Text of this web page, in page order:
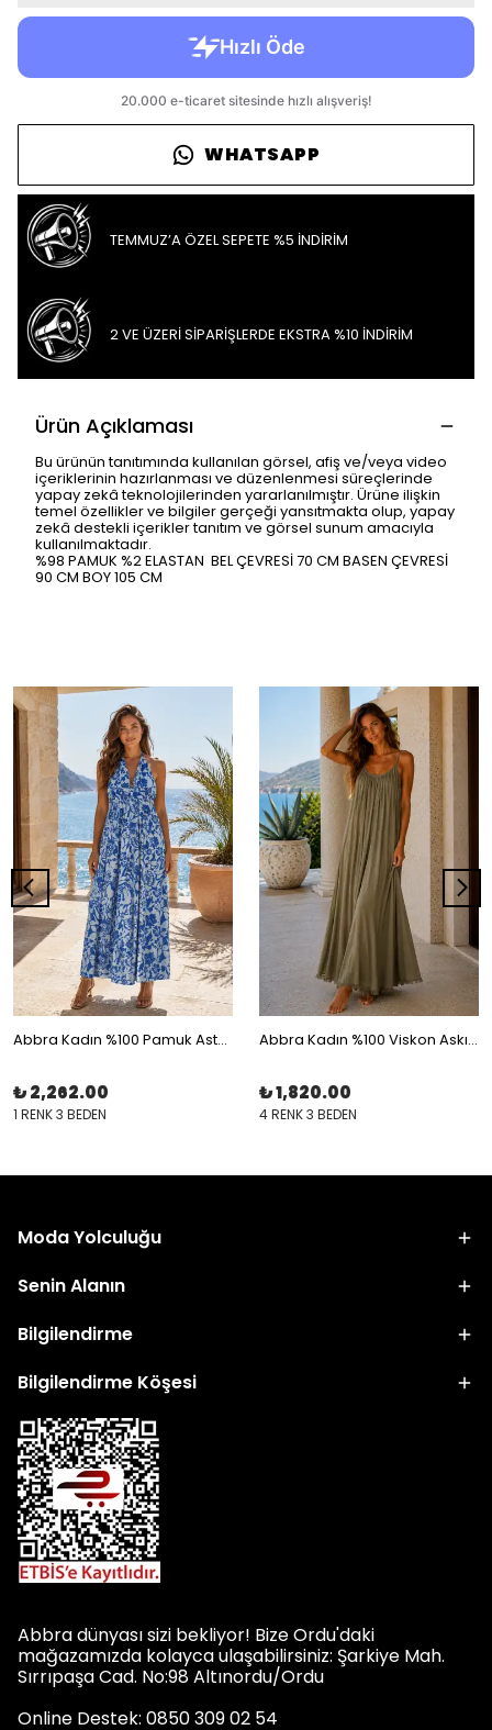
WHATSAPP
TEMMUZ’A ÖZEL SEPETE %5 İNDİRİM
2 VE ÜZERİ SİPARİŞLERDE EKSTRA %10 İNDİRİM
Ürün Açıklaması
Bu ürünün tanıtımında kullanılan görsel, afiş ve/veya video
içeriklerinin hazırlanması ve düzenlenmesi süreçlerinde
yapay zekâ teknolojilerinden yararlanılmıştır. Ürüne ilişkin
temel özellikler ve bilgiler gerçeği yansıtmakta olup, yapay
zekâ destekli içerikler tanıtım ve görsel sunum amacıyla
kullanılmaktadır.
%98 PAMUK %2 ELASTAN BEL ÇEVRESİ 70 CM BASEN ÇEVRESİ
90 CM BOY 105 CM
Abbra Kadın %100 Pamuk Astarlı Boyundan Bağlamalı Elbise
₺ 2,262.00
1 RENK 3 BEDEN
Abbra Kadın %100 Viskon Askılı Astarlı Yazlık Elbise
₺ 1,820.00
4 RENK 3 BEDEN
Moda Yolculuğu
Senin Alanın
Bilgilendirme
Bilgilendirme Köşesi
Abbra dünyası sizi bekliyor! Bize Ordu'daki
mağazamızda kolayca ulaşabilirsiniz: Şarkiye Mah.
Sırrıpaşa Cad. No:98 Altınordu/Ordu
Online Destek: 0850 309 02 54